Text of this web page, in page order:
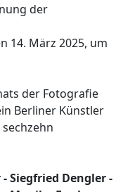
der
14. März 2025, um
der Fotografie
Berliner Künstler
Siegfried Dengler -